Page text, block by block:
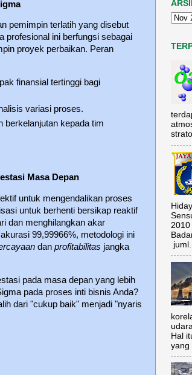
pemimpin terlatih yang disebut
profesional ini berfungsi sebagai
proyek perbaikan. Peran
finansial tertinggi bagi
variasi proses.
berkelanjutan kepada tim
Masa Depan
untuk mengendalikan proses
untuk berhenti bersikap reaktif
dan menghilangkan akar
99,99966%, metodologi ini
dan profitabilitas jangka
pada masa depan yang lebih
pada proses inti bisnis Anda?
dari "cukup baik" menjadi "nyaris
juml...
Hal
yang